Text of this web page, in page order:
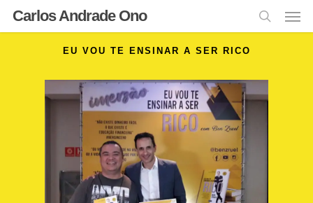
Carlos Andrade Ono
EU VOU TE ENSINAR A SER RICO